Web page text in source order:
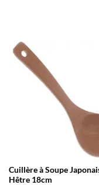
Cuillère à Soupe
Hêtre 18cm